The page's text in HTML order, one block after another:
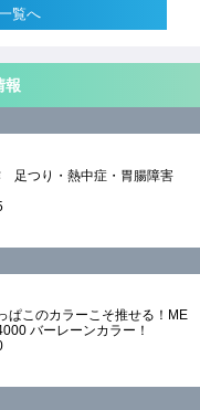
覧へ
報
つり・熱中症・胃腸障害
ぱこのカラーこそ推せる！ME
バーレーンカラー！